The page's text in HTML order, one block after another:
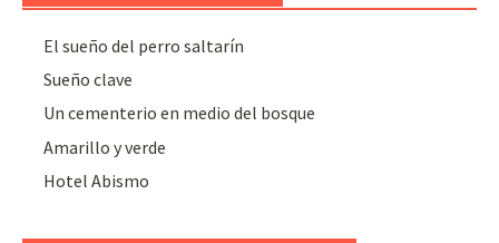
El sueño del perro saltarín
Sueño clave
Un cementerio en medio del bosque
Amarillo y verde
Hotel Abismo